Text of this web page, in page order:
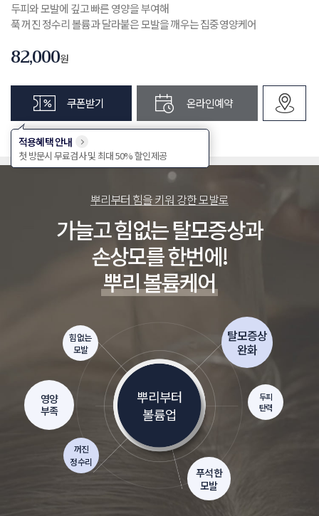
두피와 모발에 깊고 빠른 영양을 부여해
푹 꺼진 정수리 볼륨과 달라붙은 모발을 깨우는 집중영양케어
82,000원
쿠폰받기
적용혜택 안내
첫 방문시 무료검사 및 최대 50% 할인제공
온라인예약
뿌리부터 힘을 키워 강한 모발로
가늘고 힘없는 탈모증상과
손상모를 한번에!
뿌리 볼륨케어
뿌리부터
볼륨업
힘없는
모발
탈모증상
완화
영양
부족
두피
탄력
꺼진
정수리
푸석한
모발
개인정보 수집 및 이용 동의(필수)
첨부파일
개인정보 수집 및 이용 동의 (필수) 전체보기
확인